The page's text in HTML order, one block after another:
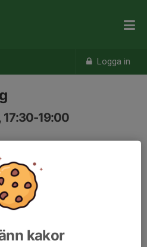
Logga in
17:30-19:00
kakor